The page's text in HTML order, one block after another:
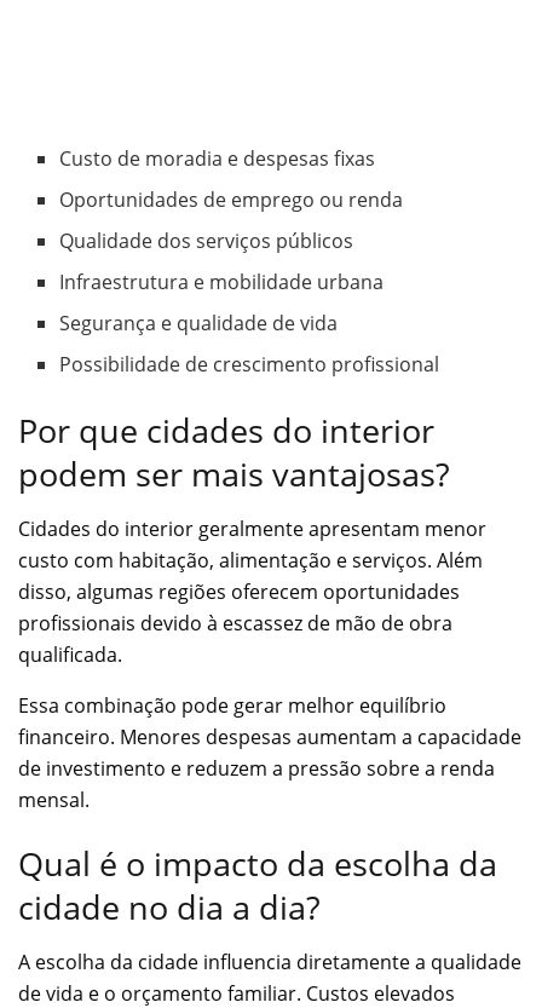
Custo de moradia e despesas fixas
Oportunidades de emprego ou renda
Qualidade dos serviços públicos
Infraestrutura e mobilidade urbana
Segurança e qualidade de vida
Possibilidade de crescimento profissional
Por que cidades do interior
podem ser mais vantajosas?
Cidades do interior geralmente apresentam menor
custo com habitação, alimentação e serviços. Além
disso, algumas regiões oferecem oportunidades
profissionais devido à escassez de mão de obra
qualificada.
Essa combinação pode gerar melhor equilíbrio
financeiro. Menores despesas aumentam a capacidade
de investimento e reduzem a pressão sobre a renda
mensal.
Qual é o impacto da escolha da
cidade no dia a dia?
A escolha da cidade influencia diretamente a qualidade
de vida e o orçamento familiar. Custos elevados